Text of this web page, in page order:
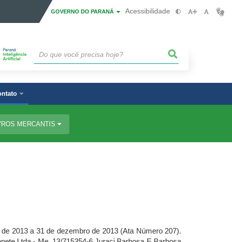
GOVERNO DO PARANÁ Acessibilidade
MERCANTIS
DeImoveis S.A., 13/555854-9 Ambiental Paraná Florestas S.A., 13/576614-1 Anglet Participações E Administraçao De Bens S/A., 13/577136-6 PelissariInformatica S/A, 13/579439-0 Atlantic Energias Renovaveis S.A., 13/607116-3 Cattalini Empreendimentos Imobiliários Sa, 13/608503-2 Utilium Participações S.A., 13/624867-5 Milenia Agrociencias S.A, 13/644230-7 Roma Securitizadora S.A., 13/644388-5 Ger Administracao E Participacoes S/A, 13/645167-5 Agro Florestal Pedra Preta S/A, 13/645168-3 Agro Pecuária Fazenda Futuro S/A, 13/645213-2 Central De Produções Gwup S/A, 13/645600-6 Construtora Triunfo S.A., 13/648002-0 Jamag Administraçao E ParticipaçoesS/A, 13/648003-9 Monte Bianco Participaçoes S/A, 13/648230-9 Icd Coatings S/A, 13/648231-7 Resibril Transportes S/A, 13/648253-8 Usmaia Rj Participações S.A., 13/648304-6 Ocean Houses Incorporação Imobiliária S/A, 13/648305-4 Ml Participações S/A, 13/648352-6 Prsa Participacoes S/A, 13/648353-4 Spaipa S.A. - Industria Brasileira De Bebidas, 13/648368-2 Tms Administraçao E Participaçoes Sa, 13/659044-6 Cia Municipal De Desenvolvimento E Habitação De União Da Vitoria - Ciahab, 13/659324-0 Libercredi Securitizadora De Créditos S.A, 13/662379-4 Gonçalves & Tortola S/A, 13/6 Página:366585-3 Lps Raul Fulgencio Consultoria De Imoveis S.A., 13/666586-1 LpsRaul Fulgencio Consultoria De Imoveis S.A., 13/666724-4 Triplo J & M - Administraçao E Participaçoes S/A, 13/666726-0 Empresa Nova União De Participações S/A, 13/666727-9 Controle Participações E Empreendimentos Imobiliários S.A., 13/666843-7 Atletas Brasileiros S.A., 13/667862-9 Construtora Triunfo S.A., 13/669283-4 Companhia Ouro Verde De Investimentos, 13/669506-0 Condomínio Logtrade Pinhais Empreendimento Imobilário S.A., 13/669512-4 Central De Produções Gwup S/A, 13/669513-2 Central De Produções Gwup S/A, 13/669514-0 Central De Produções Gwup S/A, 13/669517-5 Terminal Maringá S/A, 13/669853-0 Bonato Couros S/A, 13/669872-7 Margem - Companhia De Mineração, 13/669925-1 Moinho Curitibano S/A, 13/670009-8 Expresso Kaiowa S.A., 13/670014-4 Kadima Empreendimentos E Participaçoes S/A, 13/670552-9 Tauri Participações S.A., 13/671541-9 Calamo DistribuidoraDe Produtos De Beleza S.A, 13/671561-3 Templars Advertising S.A., 13/671623-7 Brado Logistica S.A., 13/671668-7 Frr Administraçao E ParticipaçaoS/A, 13/671669-5 Costa Oeste Transmissora De Energia S.A, 13/671688-1 Philco Eletrônicos S.A., 13/671771-3 Paysage Terras Altas - Camboriú S/A,13/671782-9 Ocean Houses Incorporação Imobiliária S/A, 13/671783-7 Greenvillage Participaçoes S.A., 13/671808-6 Greenocean Camboriu Incorporaçoes Imobiliarias S.A., 13/671820-5 Pincéis Tigre S/A, 13/671900-7 AmericaLatina Mineração S/A, 13/671939-2 Gás Ponto Com Distribuidora De Gás S.A, 13/672100-1 L.T.F Participacoes S/A, 13/672106-0 Sanetran - SaneamentoAmbiental S/A, 13/672167-2 Sistechne - Intertechne Sistemas S.A., 13/672169-9 Kl Engenharia S.A., 13/672170-2 Bpmachado Participações S.A., 13/672192-3 Nb Gestora, Serviços E Participações S.A., 13/672232-6 Nutrien Do Brasil Participações S.A., 13/672233-4 Nutrien Do Brasil S.A., 13/672234-2 Austris Participações S.A., 13/672235-0 Gum